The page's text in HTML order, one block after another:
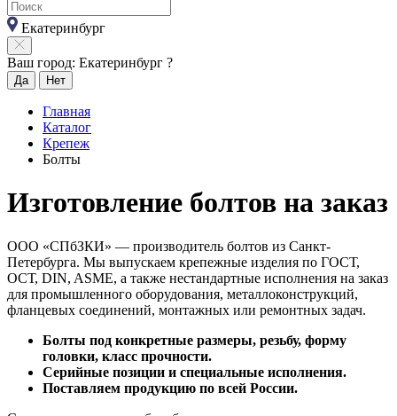
Екатеринбург
Ваш город: Екатеринбург ?
Да Нет
Главная
Каталог
Крепеж
Болты
Изготовление болтов на заказ
ООО «СПбЗКИ» — производитель болтов из Санкт-
Петербурга. Мы выпускаем крепежные изделия по ГОСТ,
ОСТ, DIN, ASME, а также нестандартные исполнения на заказ
для промышленного оборудования, металлоконструкций,
фланцевых соединений, монтажных или ремонтных задач.
Болты под конкретные размеры, резьбу, форму
головки, класс прочности.
Серийные позиции и специальные исполнения.
Поставляем продукцию по всей России.